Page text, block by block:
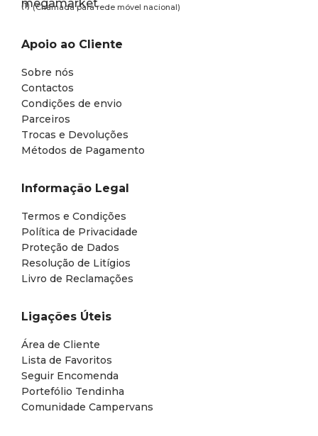
(1) (Chamada para rede móvel nacional)
Apoio ao Cliente
Sobre nós
Contactos
Condições de envio
Parceiros
Trocas e Devoluções
Métodos de Pagamento
Informação Legal
Termos e Condições
Política de Privacidade
Proteção de Dados
Resolução de Litígios
Livro de Reclamações
Ligações Úteis
Área de Cliente
Lista de Favoritos
Seguir Encomenda
Portefólio Tendinha
Comunidade Campervans